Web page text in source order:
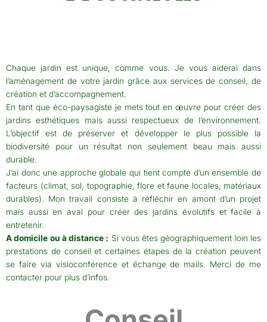
Chaque jardin est unique, comme vous. Je vous aiderai dans
l’aménagement de votre jardin grâce aux services de conseil, de
création et d’accompagnement.
En tant que éco-paysagiste je mets tout en œuvre pour créer des
jardins esthétiques mais aussi respectueux de l’environnement.
L’objectif est de préserver et développer le plus possible la
biodiversité pour un résultat non seulement beau mais aussi
durable.
J’ai donc une approche globale qui tient compte d’un ensemble de
facteurs (climat, sol, topographie, flore et faune locales, matériaux
durables). Mon travail consiste à réfléchir en amont d’un projet
mais aussi en aval pour créer des jardins évolutifs et facile à
entretenir.
A domicile ou à distance : Si vous êtes géographiquement loin les
prestations de conseil et certaines étapes de la création peuvent
se faire via visioconférence et échange de mails. Merci de me
contacter pour plus d’infos.